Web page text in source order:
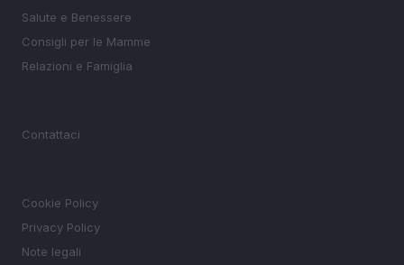
Salute e Benessere
Consigli per le Mamme
Relazioni e Famiglia
Contattaci
Cookie Policy
Privacy Policy
Note legali